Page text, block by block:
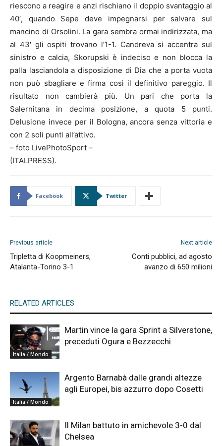
riescono a reagire e anzi rischiano il doppio svantaggio al
40′, quando Sepe deve impegnarsi per salvare sul
mancino di Orsolini. La gara sembra ormai indirizzata, ma
al 43′ gli ospiti trovano l’1-1. Candreva si accentra sul
sinistro e calcia, Skorupski è indeciso e non blocca la
palla lasciandola a disposizione di Dia che a porta vuota
non può sbagliare e firma così il definitivo pareggio. Il
risultato non cambierà più. Un pari che porta la
Salernitana in decima posizione, a quota 5 punti.
Delusione invece per il Bologna, ancora senza vittoria e
con 2 soli punti all’attivo.
– foto LivePhotoSport –
(ITALPRESS).
Facebook Twitter
Previous article
Tripletta di Koopmeiners,
Atalanta-Torino 3-1
Next article
Conti pubblici, ad agosto
avanzo di 650 milioni
RELATED ARTICLES
Italia / Mondo
Martin vince la gara Sprint a Silverstone,
preceduti Ogura e Bezzecchi
Italia / Mondo
Argento Barnabà dalle grandi altezze
agli Europei, bis azzurro dopo Cosetti
Il Milan battuto in amichevole 3-0 dal
Chelsea